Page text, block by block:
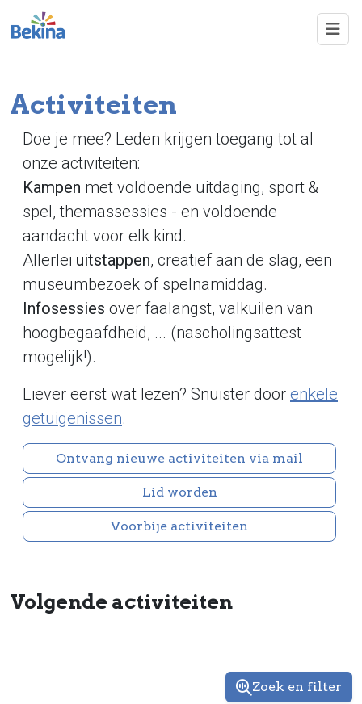
Overslaan en naar de inhoud gaan
Activiteiten
Doe je mee? Leden krijgen toegang tot al
onze activiteiten:
Kampen met voldoende uitdaging, sport &
spel, themassessies - en voldoende
aandacht voor elk kind.
Allerlei uitstappen, creatief aan de slag, een
museumbezoek of spelnamiddag.
Infosessies over faalangst, valkuilen van
hoogbegaafdheid, ... (nascholingsattest
mogelijk!).
Liever eerst wat lezen? Snuister door enkele
getuigenissen.
Ontvang nieuwe activiteiten via mail
Lid worden
Voorbije activiteiten
Volgende activiteiten
Zoek en
Zoek en filter